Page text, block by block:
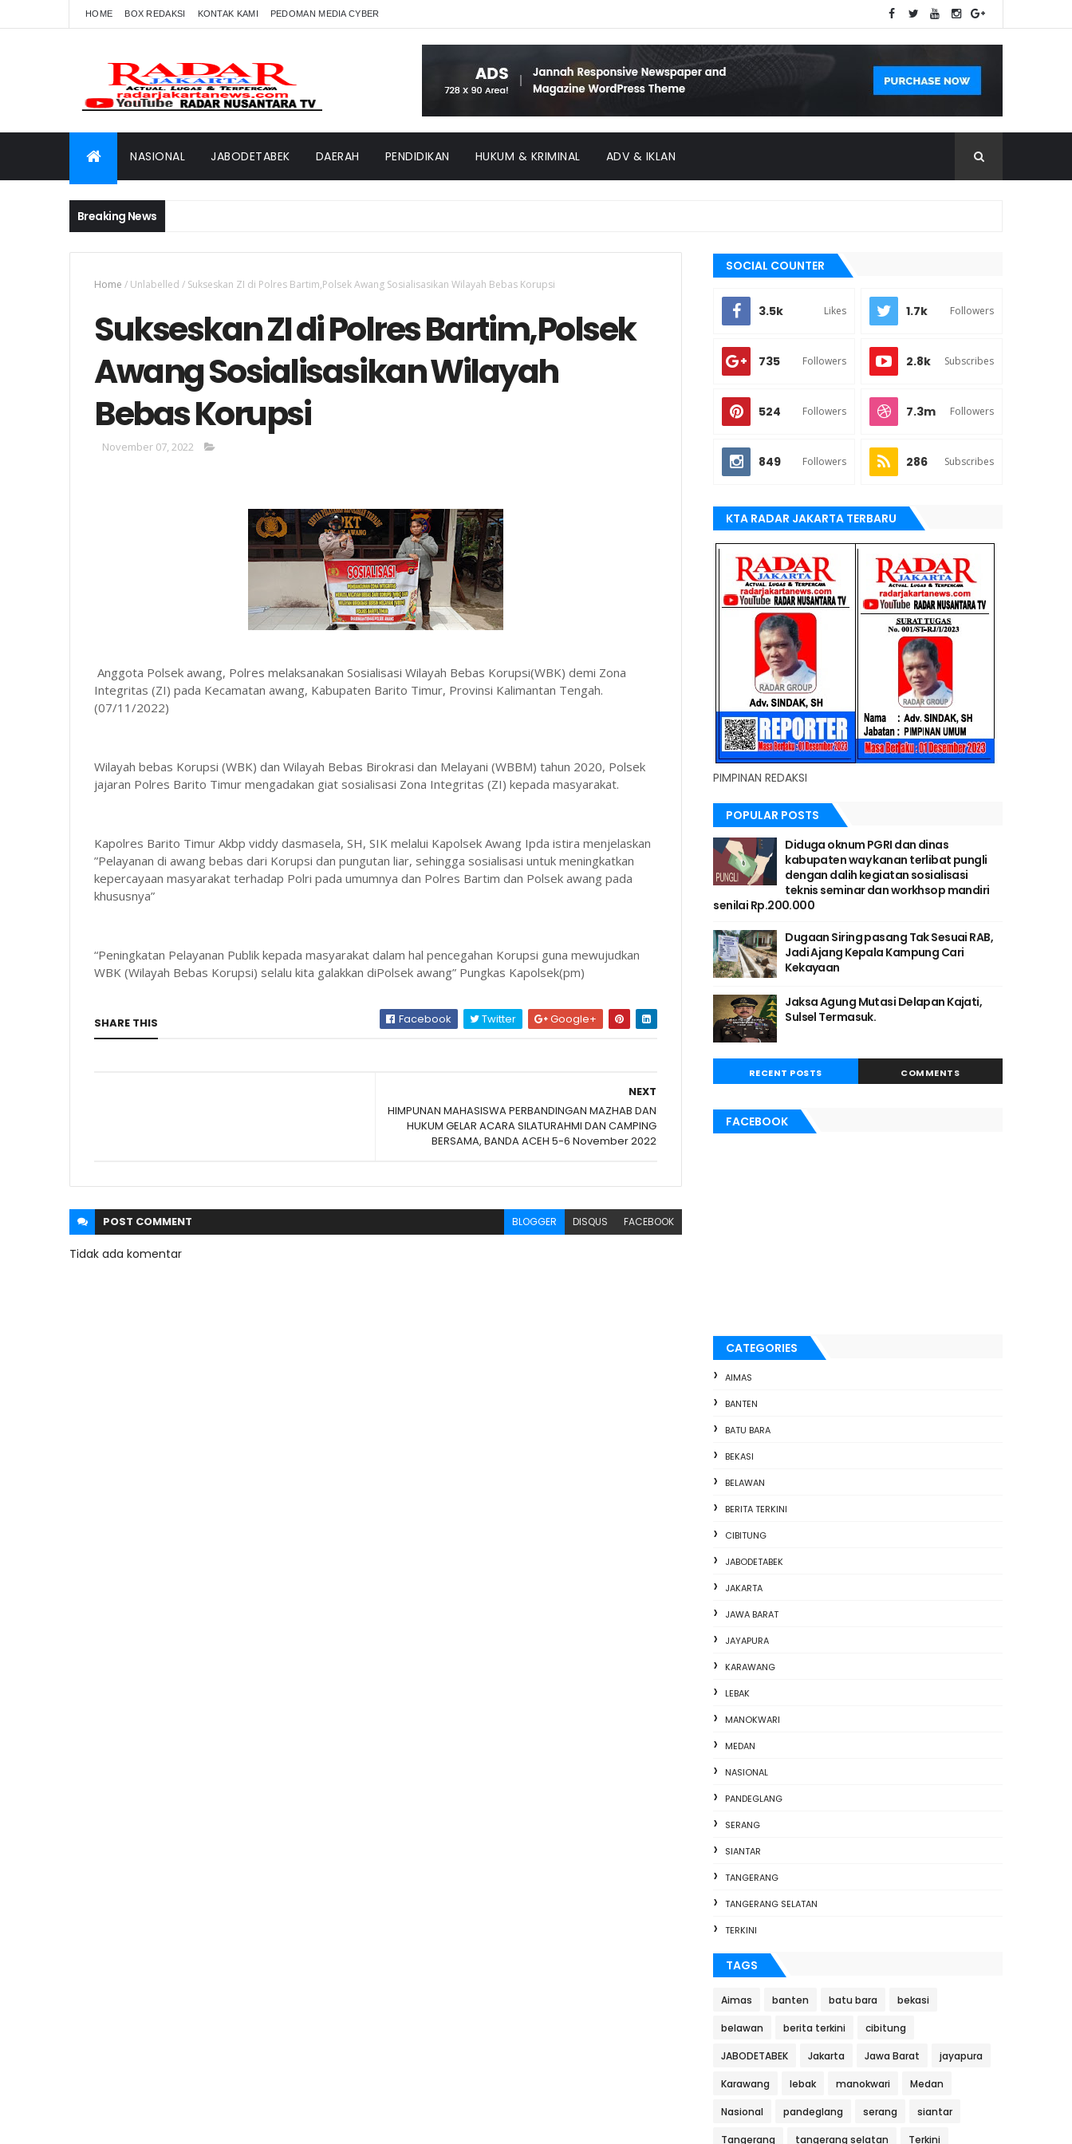
HOME BOX REDAKSI KONTAK KAMI PEDOMAN MEDIA CYBER
NASIONAL JABODETABEK DAERAH PENDIDIKAN HUKUM & KRIMINAL ADV & IKLAN
Breaking News
Home / Unlabelled / Sukseskan ZI di Polres Bartim,Polsek Awang Sosialisasikan Wilayah Bebas Korupsi
Sukseskan ZI di Polres Bartim,Polsek
Awang Sosialisasikan Wilayah
Bebas Korupsi
November 07, 2022
Anggota Polsek awang, Polres melaksanakan Sosialisasi Wilayah Bebas Korupsi(WBK) demi Zona
Integritas (ZI) pada Kecamatan awang, Kabupaten Barito Timur, Provinsi Kalimantan Tengah.
(07/11/2022)
Wilayah bebas Korupsi (WBK) dan Wilayah Bebas Birokrasi dan Melayani (WBBM) tahun 2020, Polsek
jajaran Polres Barito Timur mengadakan giat sosialisasi Zona Integritas (ZI) kepada masyarakat.
Kapolres Barito Timur Akbp viddy dasmasela, SH, SIK melalui Kapolsek Awang Ipda istira menjelaskan
”Pelayanan di awang bebas dari Korupsi dan pungutan liar, sehingga sosialisasi untuk meningkatkan
kepercayaan masyarakat terhadap Polri pada umumnya dan Polres Bartim dan Polsek awang pada
khususnya”
“Peningkatan Pelayanan Publik kepada masyarakat dalam hal pencegahan Korupsi guna mewujudkan
WBK (Wilayah Bebas Korupsi) selalu kita galakkan diPolsek awang” Pungkas Kapolsek(pm)
SHARE THIS Facebook Twitter Google+
NEXT
HIMPUNAN MAHASISWA PERBANDINGAN MAZHAB DAN
HUKUM GELAR ACARA SILATURAHMI DAN CAMPING
BERSAMA, BANDA ACEH 5-6 November 2022
POST COMMENT BLOGGER DISQUS FACEBOOK
Tidak ada komentar
SOCIAL COUNTER
3.5k Likes 1.7k Followers
735 Followers 2.8k Subscribes
524 Followers 7.3m Followers
849 Followers 286 Subscribes
KTA RADAR JAKARTA TERBARU
PIMPINAN REDAKSI
POPULAR POSTS
Diduga oknum PGRI dan dinas
kabupaten way kanan terlibat pungli
dengan dalih kegiatan sosialisasi
teknis seminar dan workhsop mandiri
senilai Rp.200.000
Dugaan Siring pasang Tak Sesuai RAB,
Jadi Ajang Kepala Kampung Cari
Kekayaan
Jaksa Agung Mutasi Delapan Kajati,
Sulsel Termasuk.
RECENT POSTS COMMENTS
FACEBOOK
CATEGORIES
AIMAS
BANTEN
BATU BARA
BEKASI
BELAWAN
BERITA TERKINI
CIBITUNG
JABODETABEK
JAKARTA
JAWA BARAT
JAYAPURA
KARAWANG
LEBAK
MANOKWARI
MEDAN
NASIONAL
PANDEGLANG
SERANG
SIANTAR
TANGERANG
TANGERANG SELATAN
TERKINI
TAGS
Aimas banten batu bara bekasi
belawan berita terkini cibitung
JABODETABEK Jakarta Jawa Barat jayapura
Karawang lebak manokwari Medan
Nasional pandeglang serang siantar
Tangerang tangerang selatan Terkini